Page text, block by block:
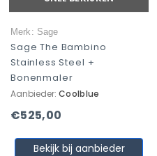
Merk: Sage
Sage The Bambino
Stainless Steel +
Bonenmaler
Aanbieder: Coolblue
€525,00
Bekijk bij aanbieder